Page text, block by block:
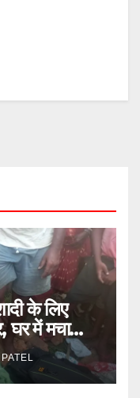
के लिए
घर में मचा